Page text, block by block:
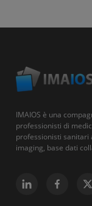
IMAIOS è una
professionisti di
professionisti
imaging, base dati